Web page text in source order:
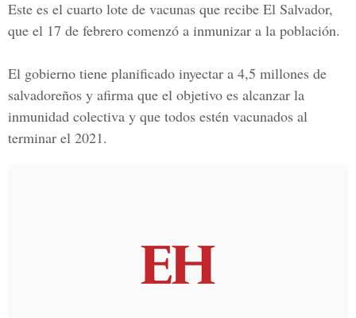
Este es el cuarto lote de vacunas que recibe El Salvador,
que el 17 de febrero comenzó a inmunizar a la población.
El gobierno tiene planificado inyectar a 4,5 millones de
salvadoreños y afirma que el objetivo es alcanzar la
inmunidad colectiva y que todos estén vacunados al
terminar el 2021.